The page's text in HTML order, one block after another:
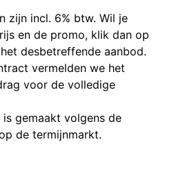
zijn incl. 6% btw. Wil je
en de promo, klik dan op
desbetreffende aanbod.
vermelden we het
voor de volledige
gemaakt volgens de
de termijnmarkt.